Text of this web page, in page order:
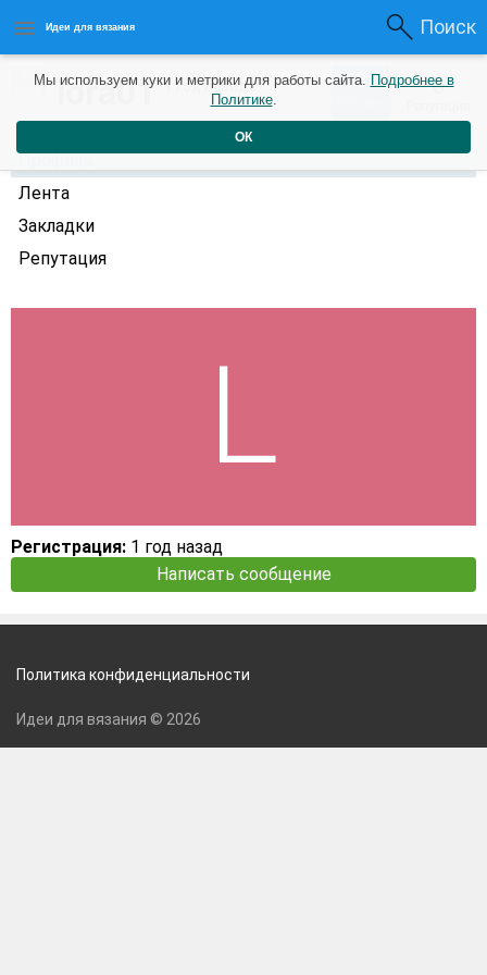
Идеи для вязания Поиск
lora011 год назад 0 0
Профиль
Лента
Закладки
Репутация
Регистрация: 1 год назад
Написать сообщение
Мы используем куки и метрики для работы сайта. Подробнее в
Политике.
ОК
Политика конфиденциальности
Идеи для вязания © 2026